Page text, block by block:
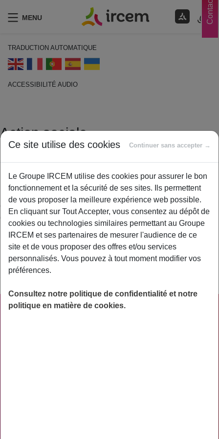
Contacts
MENU
TRADUCTION AUTOMATIQUE
ACCESSIBILITÉ AUDIO
Action sociale
1 février 2021
Byircem
Le Groupe IRCEM a aussi mis en place une organisation qui a
pour vocation de venir en aide sous la forme de conseils,
d’actions collectives ou individuelles, de prévention,
d’accompagnement et d’aides financières…aux salariés et aux
retraités relevant des métiers au service de la famille et des
personnes, adhérents au Groupe IRCEM: assistantes
maternelles, gardes d’enfants à domicile, salariés du
particulier-employeur et salariés des structures prestataires
SAP adhérentes…
PRATIQUE
Ce site utilise des cookies Continuer sans accepter →
Le Groupe IRCEM utilise des cookies pour assurer le bon
fonctionnement et la sécurité de ses sites. Ils permettent
de vous proposer la meilleure expérience web possible.
En cliquant sur Tout Accepter, vous consentez au dépôt de
cookies ou technologies similaires permettant au Groupe
IRCEM et ses partenaires de mesurer l'audience de ce
site et de vous proposer des offres et/ou services
personnalisés. Vous pouvez à tout moment modifier vos
préférences.
Consultez notre politique de confidentialité et notre
politique en matière de cookies.